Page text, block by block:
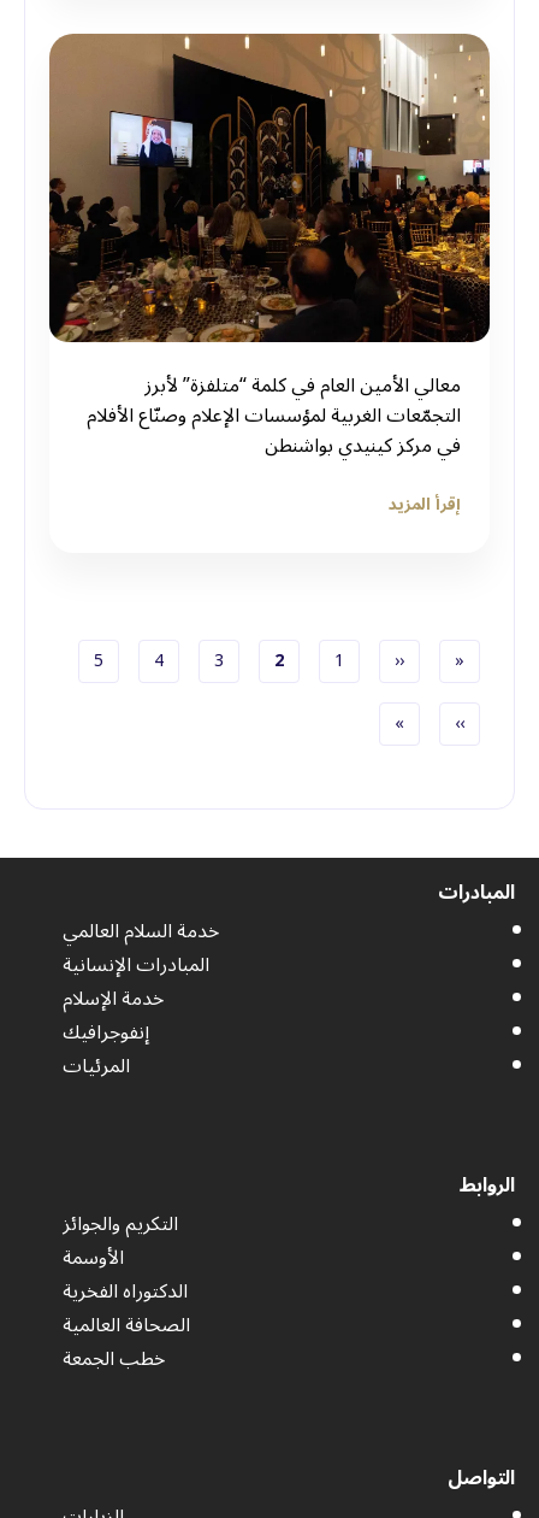
معالي الأمين العام في كلمة “متلفزة” لأبرز
التجمّعات الغربية لمؤسسات الإعلام وصنّاع الأفلام
في مركز كينيدي بواشنطن
إقرأ المزيد
الصفحة الأولى
« الصفحة السابقة
‹‹ الصفحة1 الصفحة الحاليّة
2 الصفحة
3 الصفحة
4 الصفحة
5
الصفحة التالية
›› الصفحة الأخيرة
»
المبادرات
خدمة السلام العالمي
المبادرات الإنسانية
خدمة الإسلام
إنفوجرافيك
المرئيات
الروابط
التكريم والجوائز
الأوسمة
الدكتوراه الفخرية
الصحافة العالمية
خطب الجمعة
التواصل